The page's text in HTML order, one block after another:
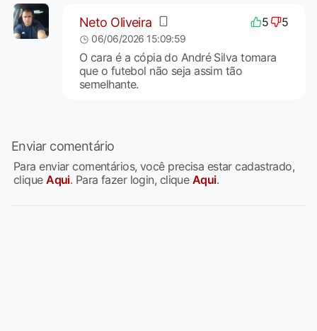
Neto Oliveira 5 5
06/06/2026 15:09:59
O cara é a cópia do André Silva tomara
que o futebol não seja assim tão
semelhante.
Enviar comentário
Para enviar comentários, você precisa estar cadastrado,
cliqueAqui. Para fazer login, clique Aqui.